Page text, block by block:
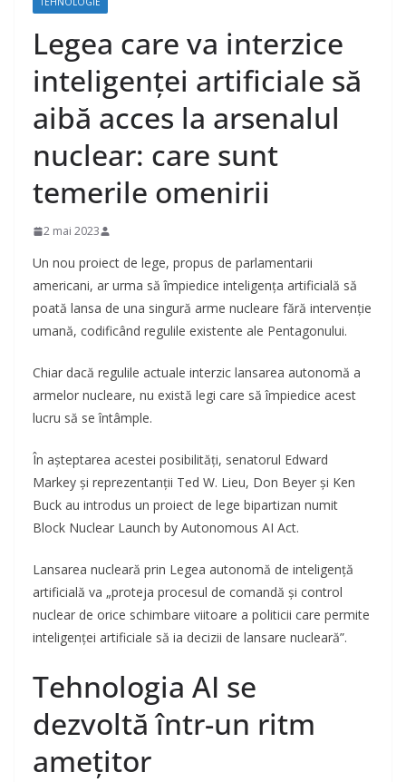
Legea care va interzice
inteligenței artificiale să
aibă acces la arsenalul
nuclear: care sunt
temerile omenirii
2 mai 2023
Un nou proiect de lege, propus de parlamentarii
americani, ar urma să împiedice inteligența artificială să
poată lansa de una singură arme nucleare fără intervenție
umană, codificând regulile existente ale Pentagonului.
Chiar dacă regulile actuale interzic lansarea autonomă a
armelor nucleare, nu există legi care să împiedice acest
lucru să se întâmple.
În așteptarea acestei posibilități, senatorul Edward
Markey și reprezentanții Ted W. Lieu, Don Beyer și Ken
Buck au introdus un proiect de lege bipartizan numit
Block Nuclear Launch by Autonomous AI Act.
Lansarea nucleară prin Legea autonomă de inteligență
artificială va „proteja procesul de comandă și control
nuclear de orice schimbare viitoare a politicii care permite
inteligenței artificiale să ia decizii de lansare nucleară”.
Tehnologia AI se
dezvoltă într-un ritm
amețitor